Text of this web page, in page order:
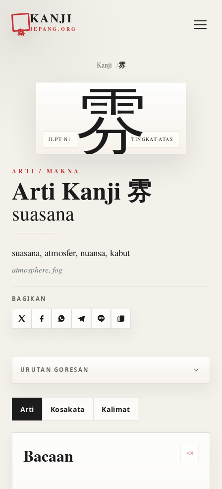
KANJI
JEPANG.ORG
Kanji 雰
JLPT N1 TINGKAT ATAS
雰
ARTI / MAKNA
Arti Kanji 雰
suasana
suasana, atmosfer, nuansa, kabut
atmosphere, fog
BAGIKAN
X FacebookWhatsAppTelegramLine Salin
URUTAN GORESAN
Arti Kosakata Kalimat
Bacaan